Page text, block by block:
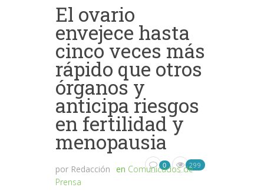
El ovario
envejece hasta
cinco veces más
rápido que otros
órganos y
anticipa riesgos
en fertilidad y
menopausia
por Redacción en Comunicados de
Prensa
0 299